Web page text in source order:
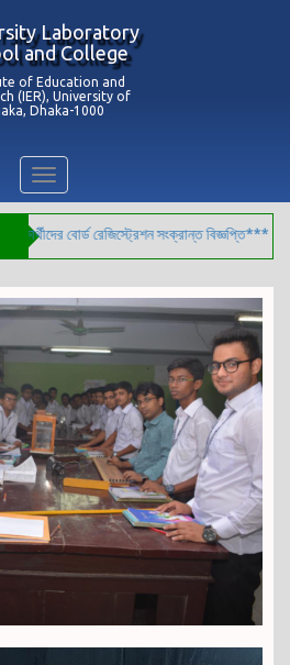
Laboratory
and College
of Education and
(IER), University of
Dhaka-1000
Toggle
navigation
বোর্ড রেজিস্ট্রেশন সংক্রান্ত বিজ্ঞপ্তি***